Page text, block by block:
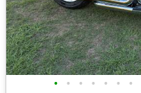
• • • • • • •